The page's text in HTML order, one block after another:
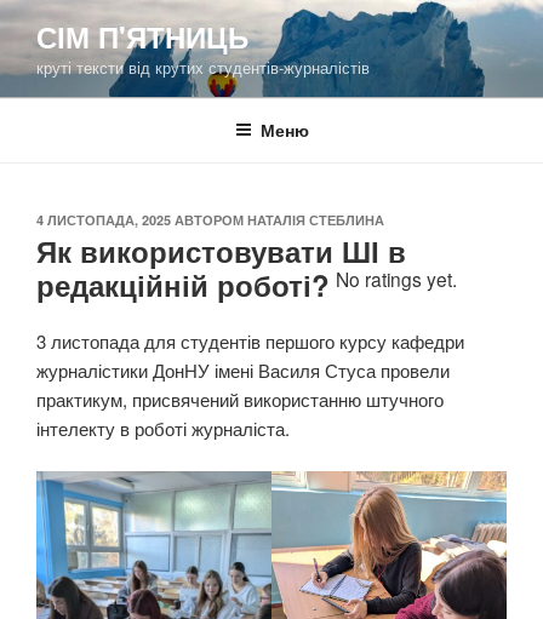
Перейти
вмісту
СІМ П'ЯТНИЦЬ
круті тексти від крутих студентів-журналістів
Меню
ОПУБЛІКОВАНО
4 ЛИСТОПАДА, 2025 АВТОРОМ НАТАЛІЯ СТЕБЛИНА
Як використовувати ШІ в
редакційній роботі? No ratings yet.
3 листопада для студентів першого курсу кафедри
журналістики ДонНУ імені Василя Стуса провели
практикум, присвячений використанню штучного
інтелекту в роботі журналіста.